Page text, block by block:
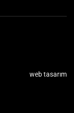
web tasarım